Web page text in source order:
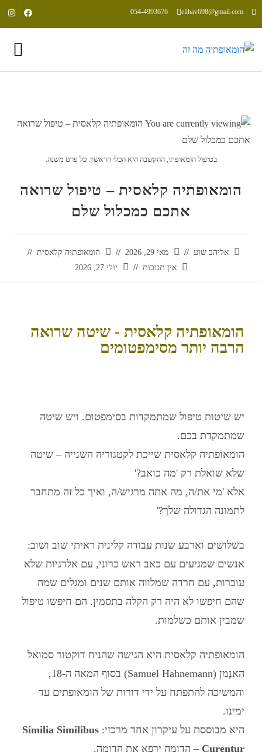
elihav698@gmail.com
054-4993676
בטיפול הומאופתי, ההקשבה היא הכלי הראשון. כל פרט משנה.
הומאופתיה קלאסית – טיפול שרואה
אתכם כמכלול שלם
אליהב שוע מאי 29, 2026
הומאופתיה קלאסית
אין תגובות
יולי 27, 2026
הומאופתיה קלאסית - שיטה שרואה
הרבה יותר מסימפטומים
יש שיטות טיפול שמתמקדות בסימפטום. ויש שיטה
שמתמקדת בכם.
הומאופתיה קלאסית שייכת לקטגוריה השנייה – שיטה
שלא שואלת רק 'מה כואב?'
אלא 'מי את/ה, מה אתה מרגיש/ה, ואיך כל זה מתחבר
לתמונה הגדולה שלך?'
בשלושים וארבע שנות עבודה קלינית ראיתי שוב ושוב:
אנשים שמגיעים עם כאב ראש כרוני, עם אלרגיות שלא
עוברות, עם חרדה שמלווה אותם שנים ומגלים שמה
שהם חיפשו לא היה רק הקלה בתסמין. הם חיפשו טיפול
שמבין אותם כשלמות.
הומאופתיה קלאסית היא הגישה שהניח דוקטור סמואל
הַאנֶמַן (Samuel Hahnemann) בסוף המאה ה-18,
והמשיכה להתפתח על ידי דורות של הומאופתים עד
ימינו.
היא מבוססת על עיקרון אחד מרכזי: Similia Similibus
Curentur – הדומה ירפא את הדומה.